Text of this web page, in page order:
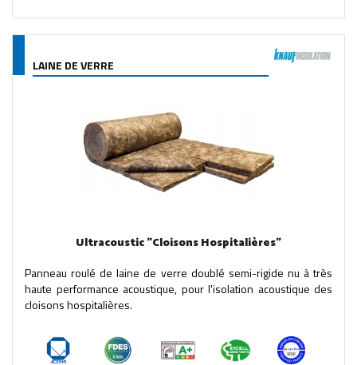
LAINE DE VERRE
Ultracoustic "Cloisons Hospitalières"
Panneau roulé de laine de verre doublé semi-rigide nu à très
haute performance acoustique, pour l'isolation acoustique des
cloisons hospitalières.